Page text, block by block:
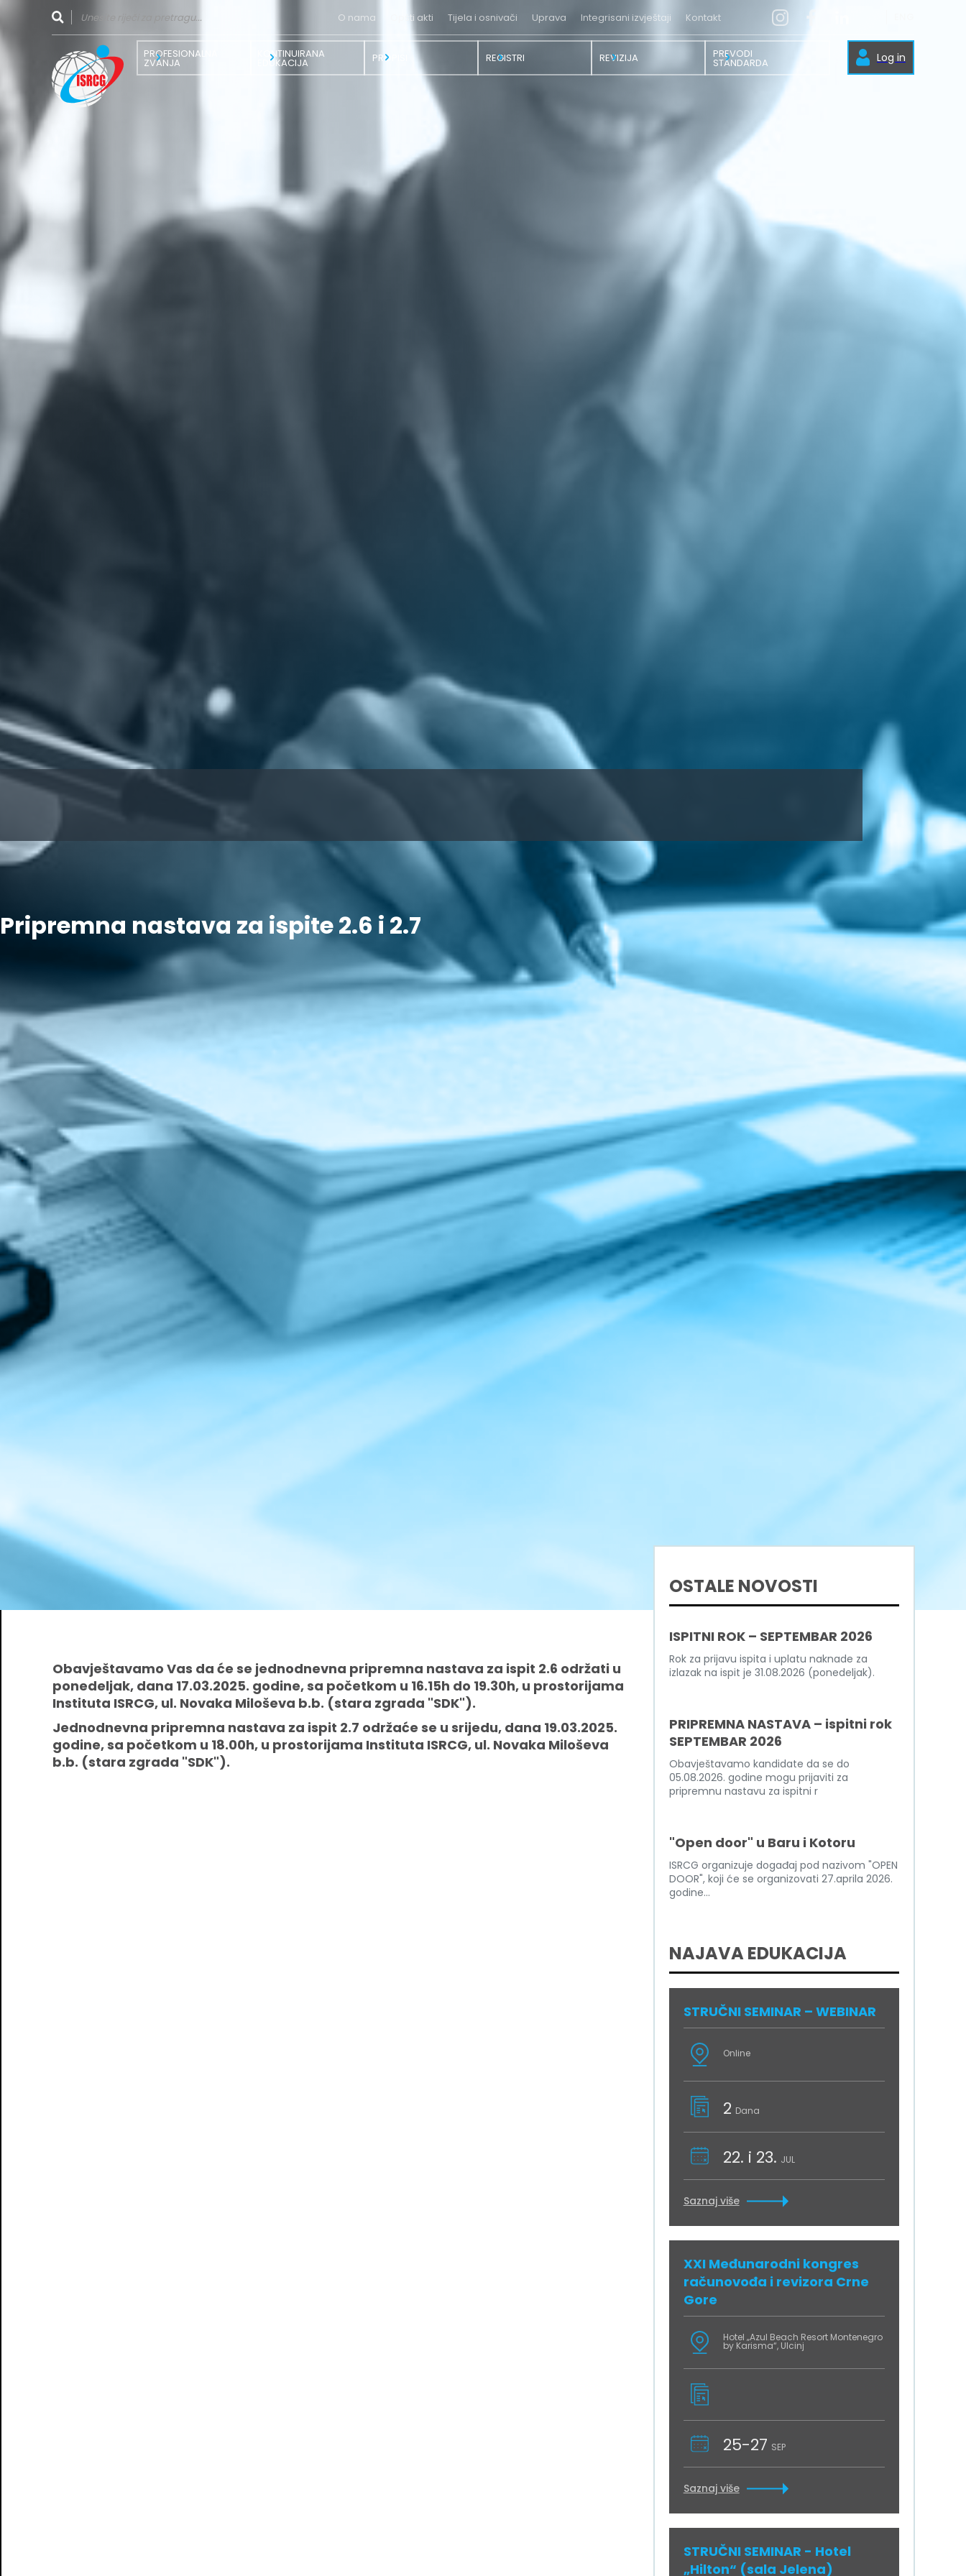
O nama Opšti akti Tijela i osnivači Uprava Integrisani izvještaji Kontakt
PROFESIONALNA
ZVANJA
KONTINUIRANA
EDUKACIJA PROPISI REGISTRI REVIZIJA PREVODI
STANDARDA Log in
Pripremna nastava za ispite 2.6 i 2.7
Obavještavamo Vas da će se jednodnevna pripremna nastava za ispit 2.6 održati u
ponedeljak, dana 17.03.2025. godine, sa početkom u 16.15h do 19.30h, u prostorijama
Instituta ISRCG, ul. Novaka Miloševa b.b. (stara zgrada "SDK").
Jednodnevna pripremna nastava za ispit 2.7 održaće se u srijedu, dana 19.03.2025.
godine, sa početkom u 18.00h, u prostorijama Instituta ISRCG, ul. Novaka Miloševa
b.b. (stara zgrada "SDK").
OSTALE NOVOSTI
ISPITNI ROK – SEPTEMBAR 2026
Rok za prijavu ispita i uplatu naknade za
izlazak na ispit je 31.08.2026 (ponedeljak).
PRIPREMNA NASTAVA – ispitni rok
SEPTEMBAR 2026
Obavještavamo kandidate da se do
05.08.2026. godine mogu prijaviti za
pripremnu nastavu za ispitni r
"Open door" u Baru i Kotoru
ISRCG organizuje događaj pod nazivom "OPEN
DOOR", koji će se organizovati 27.aprila 2026.
godine...
NAJAVA EDUKACIJA
STRUČNI SEMINAR – WEBINAR
Online
2 Dana
22. i 23. JUL
Saznaj više
XXI Međunarodni kongres
računovođa i revizora Crne
Gore
Hotel „Azul Beach Resort Montenegro
by Karisma“, Ulcinj
25-27 SEP
Saznaj više
STRUČNI SEMINAR - Hotel
„Hilton“ (sala Jelena)